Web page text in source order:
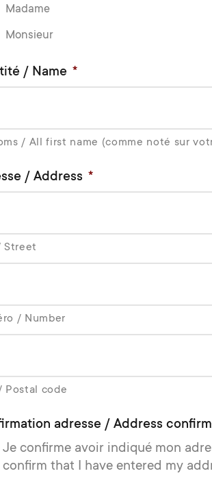
Madame
Monsieur
/ Name *
/ All first name (comme noté sur
/ Address *
Street
/ Number
Postal code
adresse / Address
Je confirme avoir indiqué mon
confirm that I have entered my